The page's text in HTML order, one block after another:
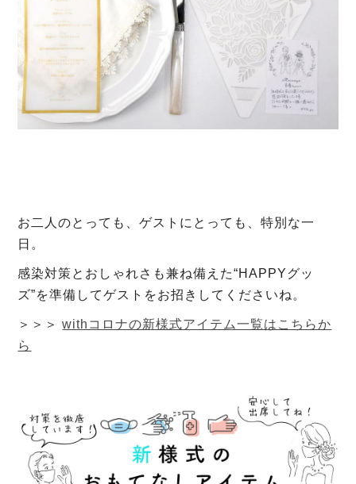
お二人のとっても、ゲストにとっても、特別な一
日。
感染対策とおしゃれさも兼ね備えた“HAPPYグッ
ズ”を準備してゲストをお招きしてくださいね。
＞＞＞withコロナの新様式アイテム一覧はこちらか
ら